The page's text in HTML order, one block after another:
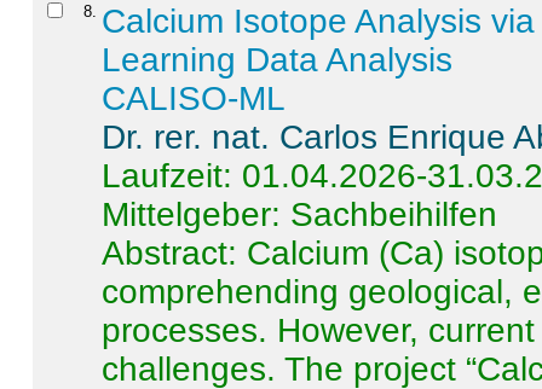
8 Calcium Isotope Analysis
Learning Data Analysis
CALISO-ML
Dr. rer. nat. Carlos Enrique
Laufzeit: 01.04.2026-
Mittelgeber: Sachbeihilfen
Abstract: Calcium (Ca)
comprehending geological,
processes. However,
challenges. The project